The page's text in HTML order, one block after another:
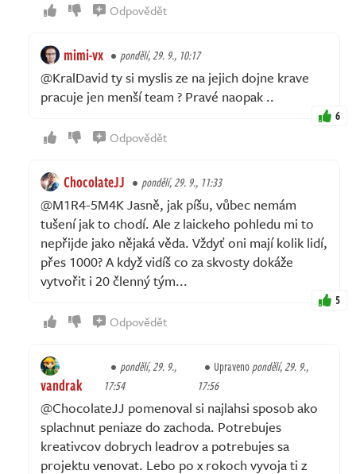
Odpovědět
mimi-vx pondělí, 29. 9., 10:17
@KralDavid ty si myslis ze na jejich dojne krave
pracuje jen menší team ? Pravé naopak ..
6
Odpovědět
ChocolateJJ pondělí, 29. 9., 11:33
@M1R4-5M4K Jasně, jak píšu, vůbec nemám
tušení jak to chodí. Ale z laickeho pohledu mi to
nepřijde jako nějaká věda. Vždyť oni mají kolik lidí,
přes 1000? A když vidíš co za skvosty dokáže
vytvořit i 20 členný tým...
5
Odpovědět
vandrak
pondělí, 29. 9.,
17:54
Upravenopondělí, 29. 9.,
17:56
@ChocolateJJ pomenoval si najlahsi sposob ako
splachnut peniaze do zachoda. Potrebujes
kreativcov dobrych leadrov a potrebujes sa
projektu venovat. Lebo po x rokoch vyvoja ti z